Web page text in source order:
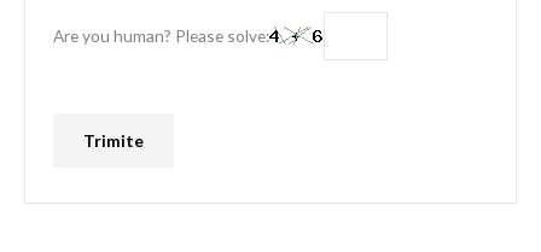
Are you human? Please solve: